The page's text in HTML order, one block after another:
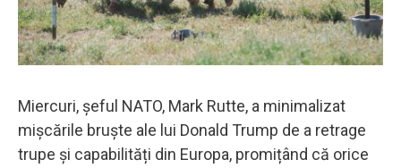
Miercuri, șeful NATO, Mark Rutte, a minimalizat
mișcările bruște ale lui Donald Trump de a retrage
trupe și capabilități din Europa, promițând că orice